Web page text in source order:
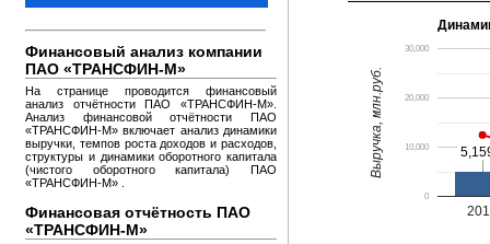
Финансовый анализ компании
ПАО «ТРАНСФИН-М»
На странице проводится финансовый
анализ отчётности ПАО «ТРАНСФИН-М».
Анализ финансовой отчётности ПАО
«ТРАНСФИН-М» включает анализ динамики
выручки, темпов роста доходов и расходов,
структуры и динамики оборотного капитала
(чистого оборотного капитала) ПАО
«ТРАНСФИН-М» .
Финансовая отчётность ПАО
«ТРАНСФИН-М»
0
10,000
20,000
30,000
Выручка, млн.руб.